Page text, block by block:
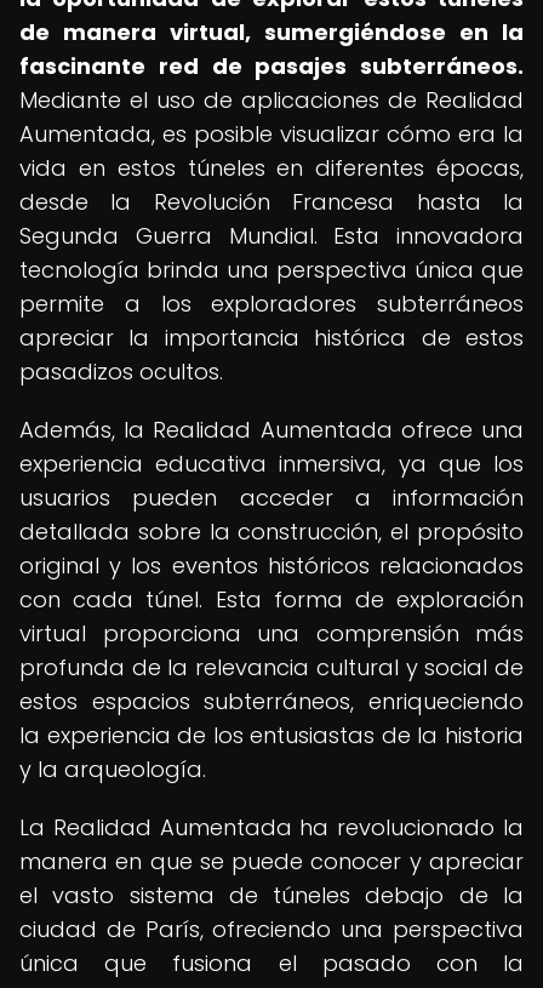
de manera virtual, sumergiéndose en la
fascinante red de pasajes subterráneos.
Mediante el uso de aplicaciones de Realidad
Aumentada, es posible visualizar cómo era la
vida en estos túneles en diferentes épocas,
desde la Revolución Francesa hasta la
Segunda Guerra Mundial. Esta innovadora
tecnología brinda una perspectiva única que
permite a los exploradores subterráneos
apreciar la importancia histórica de estos
pasadizos ocultos.
Además, la Realidad Aumentada ofrece una
experiencia educativa inmersiva, ya que los
usuarios pueden acceder a información
detallada sobre la construcción, el propósito
original y los eventos históricos relacionados
con cada túnel. Esta forma de exploración
virtual proporciona una comprensión más
profunda de la relevancia cultural y social de
estos espacios subterráneos, enriqueciendo
la experiencia de los entusiastas de la historia
y la arqueología.
La Realidad Aumentada ha revolucionado la
manera en que se puede conocer y apreciar
el vasto sistema de túneles debajo de la
ciudad de París, ofreciendo una perspectiva
única que fusiona el pasado con la